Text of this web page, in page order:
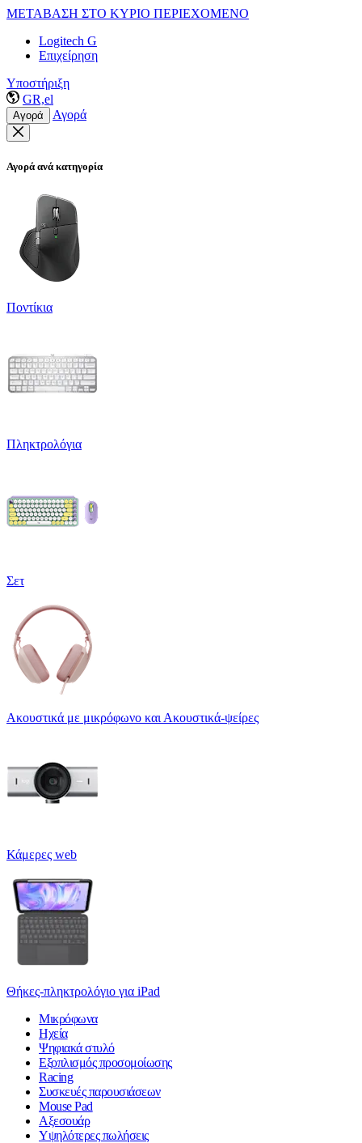
ΜΕΤΑΒΑΣΗ ΣΤΟ ΚΥΡΙΟ ΠΕΡΙΕΧΟΜΕΝΟ
Logitech G
Επιχείρηση
Υποστήριξη
GR,el
Αγορά Αγορά
Αγορά ανά κατηγορία
Ποντίκια
Πληκτρολόγια
Σετ
Ακουστικά με μικρόφωνο και Ακουστικά-ψείρες
Κάμερες web
Θήκες-πληκτρολόγιο για iPad
Μικρόφωνα
Ηχεία
Ψηφιακά στυλό
Εξοπλισμός προσομοίωσης
Racing
Συσκευές παρουσιάσεων
Mouse Pad
Αξεσουάρ
Υψηλότερες πωλήσεις